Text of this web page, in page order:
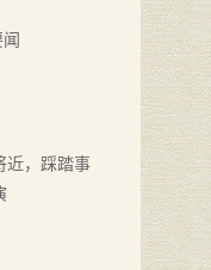
近，踩踏事